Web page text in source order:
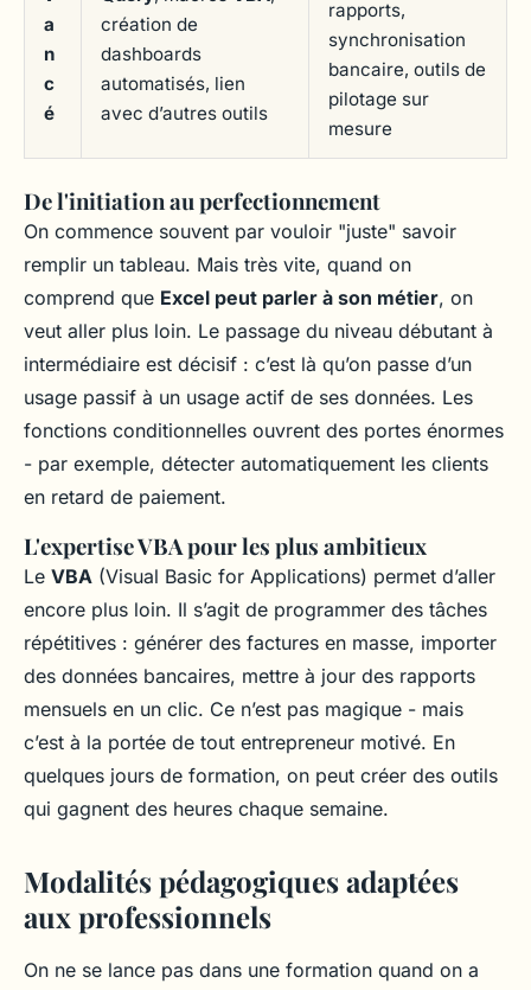
a
n
c
é
création de
dashboards
automatisés, lien
avec d’autres outils
rapports,
synchronisation
bancaire, outils de
pilotage sur
mesure
De l'initiation au perfectionnement
On commence souvent par vouloir "juste" savoir
remplir un tableau. Mais très vite, quand on
comprend que Excel peut parler à son métier, on
veut aller plus loin. Le passage du niveau débutant à
intermédiaire est décisif : c’est là qu’on passe d’un
usage passif à un usage actif de ses données. Les
fonctions conditionnelles ouvrent des portes énormes
- par exemple, détecter automatiquement les clients
en retard de paiement.
L'expertise VBA pour les plus ambitieux
Le VBA (Visual Basic for Applications) permet d’aller
encore plus loin. Il s’agit de programmer des tâches
répétitives : générer des factures en masse, importer
des données bancaires, mettre à jour des rapports
mensuels en un clic. Ce n’est pas magique - mais
c’est à la portée de tout entrepreneur motivé. En
quelques jours de formation, on peut créer des outils
qui gagnent des heures chaque semaine.
Modalités pédagogiques adaptées
aux professionnels
On ne se lance pas dans une formation quand on a